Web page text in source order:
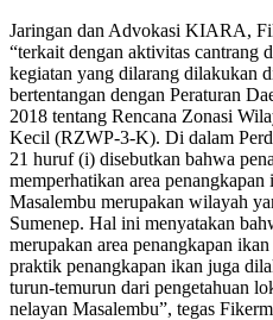
Jaringan dan Advokasi KIARA,
“terkait dengan aktivitas cantrang
kegiatan yang dilarang dilakukan
bertentangan dengan Peraturan
2018 tentang Rencana Zonasi
Kecil (RZWP-3-K). Di dalam
21 huruf (i) disebutkan bahwa
memperhatikan area
Masalembu merupakan wilayah
Sumenep. Hal ini menyatakan
merupakan area penangkapan
praktik penangkapan ikan juga
turun-temurun dari pengetahuan
nelayan Masalembu”, tegas